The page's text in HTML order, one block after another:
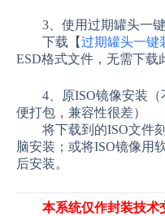
3、使用过期罐头一键
下载【过期罐头一键
ESD格式文件，无需下载
4、原ISO镜像安装（
便打包，兼容性很差）
将下载到的ISO文件刻
脑安装；或将ISO镜像用
后安装。
本系统仅作封装技术